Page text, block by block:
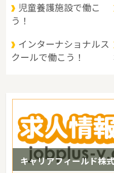
児童養護施設で働こ
う！
インターナショナルス
クールで働こう！
キャリアフィールド株